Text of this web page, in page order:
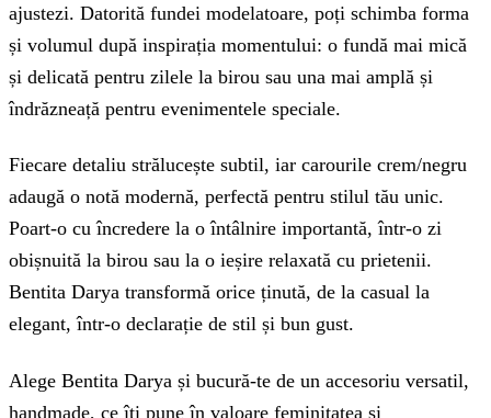
ajustezi. Datorită fundei modelatoare, poți schimba forma
și volumul după inspirația momentului: o fundă mai mică
și delicată pentru zilele la birou sau una mai amplă și
îndrăzneață pentru evenimentele speciale.
Fiecare detaliu strălucește subtil, iar carourile crem/negru
adaugă o notă modernă, perfectă pentru stilul tău unic.
Poart-o cu încredere la o întâlnire importantă, într-o zi
obișnuită la birou sau la o ieșire relaxată cu prietenii.
Bentita Darya transformă orice ținută, de la casual la
elegant, într-o declarație de stil și bun gust.
Alege Bentita Darya și bucură-te de un accesoriu versatil,
handmade, ce îți pune în valoare feminitatea și